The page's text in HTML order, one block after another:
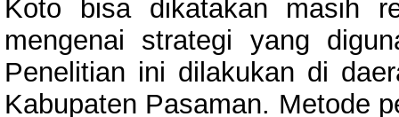
Koto bisa dikatakan masih
mengenai strategi yang
Penelitian ini dilakukan di
Kabupaten Pasaman. Metode